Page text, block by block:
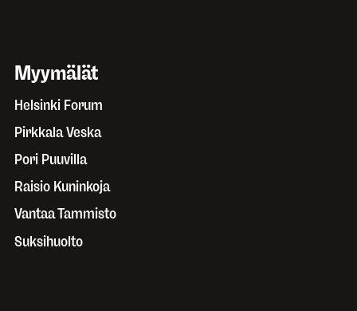
Myymälät
Helsinki Forum
Pirkkala Veska
Pori Puuvilla
Raisio Kuninkoja
Vantaa Tammisto
Suksihuolto